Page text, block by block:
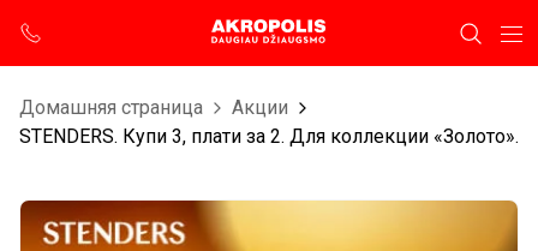
Домашняя страница
Aкции
STENDERS. Купи 3, плати за 2. Для коллекции «Золото».